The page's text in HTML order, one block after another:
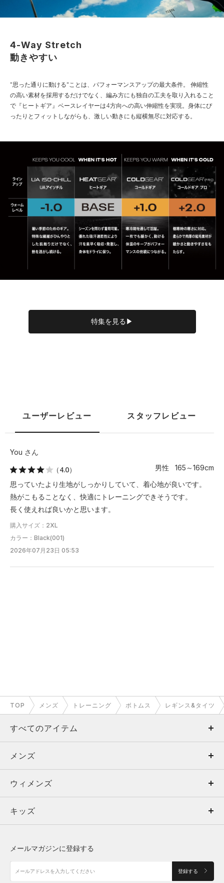
4-Way Stretch
動きやすい
"思った通りに動ける"ことは、パフォーマンスアップの最大条件。
伸縮性
の高い素材を採用するだけでなく、編み方にも独自の工夫を取り入れること
で『ヒートギア』ベースレイヤーは4方向への高い伸縮性を実現。身体にぴ
ったりとフィットしながらも、激しい動きにも縦横無尽に対応する。
特集を見る▶
ユーザーレビュー スタッフレビュー
You さん
（4.0）
男性 165～169cm
思っていたより生地がしっかりしていて、着心地が良いです。
熱がこもることなく、快適にトレーニングできそうです。
長く使えれば良いかと思います。
購入サイズ：2XL
カラー：Black(001)
2026年07月23日 05:53
フィット性 タイト ルーズ
厚み
素材感
速乾性
着用シーン
清涼感とストレスフリーな履き心地が魅
力
TOP メンズ トレーニング ボトムス レギンス&タイツ
すべてのアイテム
メンズ
ウィメンズ
キッズ
アクセサリー
メンズ
トップス
ボトムス
アクセサリー
ウィメンズ
トップス
シューズ
キッズ
メールマガジンに登録する
登録する